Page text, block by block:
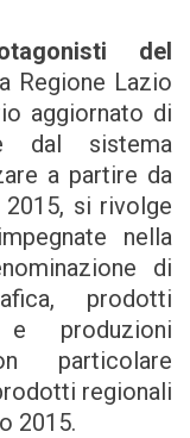
del
Regione Lazio
aggiornato di
dal sistema
a partire da
si rivolge
nella
di
prodotti
e produzioni
particolare
regionali
2015.